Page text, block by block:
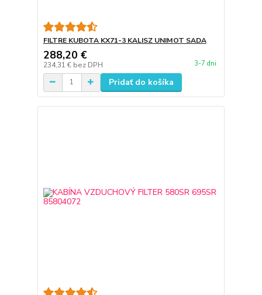
FILTRE KUBOTA KX71-3 KALISZ UNIMOT SADA
288,20 €
234,31 € bez DPH 3-7 dni
Pridať do košíka